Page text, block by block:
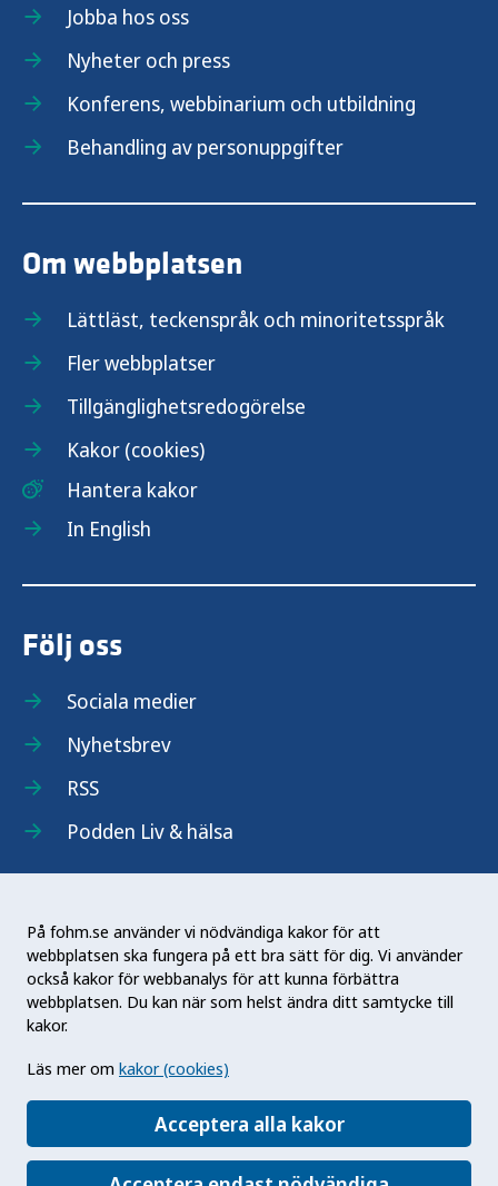
På fohm.se använder vi nödvändiga kakor för att
webbplatsen ska fungera på ett bra sätt för dig. Vi använder
också kakor för webbanalys för att kunna förbättra
webbplatsen. Du kan när som helst ändra ditt samtycke till
kakor.
Läs mer om kakor (cookies)
Acceptera alla kakor
Jobba hos oss
Nyheter och press
Konferens, webbinarium och utbildning
Behandling av personuppgifter
Om webbplatsen
Lättläst, teckenspråk och minoritetsspråk
Fler webbplatser
Tillgänglighetsredogörelse
Kakor (cookies)
Hantera kakor
In English
Följ oss
Sociala medier
Nyhetsbrev
RSS
Podden Liv & hälsa
Folkhälsomyndigheten (Fohm) är en nationell
kunskapsmyndighet som arbetar för en bättre
folkhälsa. Det gör myndigheten genom att
främja hälsa, förebygga ohälsa och skydda mot
hälsohot. Vår vision är en folkhälsa som stärker
samhällets utveckling.